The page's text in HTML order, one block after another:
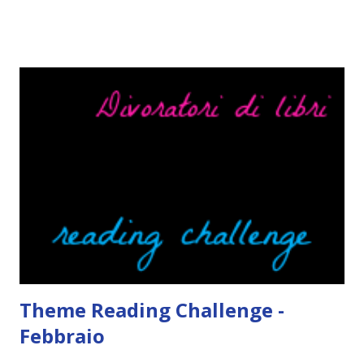
RAGAZZI nei libri hanno i capelli arruffati. Vabbè, c'è crisi, il
dei libri sono dei grandi lettori, fatto sta che io non ho mai
trovato una scena in ...
Theme Reading Challenge -
Febbraio